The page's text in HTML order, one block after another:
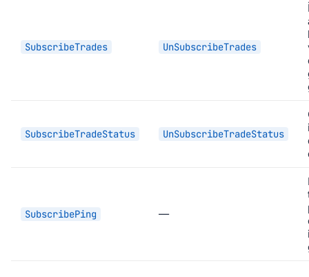
SubscribeTrades UnSubscribeTrades
SubscribeTradeStatus UnSubscribeTradeStatus
SubscribePing —